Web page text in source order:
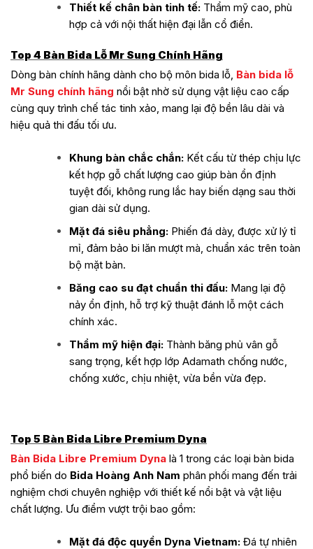
Thiết kế chân bàn tinh tế: Thẩm mỹ cao, phù
hợp cả với nội thất hiện đại lẫn cổ điển.
Top 4 Bàn Bida Lỗ Mr Sung Chính Hãng
Dòng bàn chính hãng dành cho bộ môn bida lỗ, Bàn bida lỗ
Mr Sung chính hãng nổi bật nhờ sử dụng vật liệu cao cấp
cùng quy trình chế tác tinh xảo, mang lại độ bền lâu dài và
hiệu quả thi đấu tối ưu.
Khung bàn chắc chắn: Kết cấu từ thép chịu lực
kết hợp gỗ chất lượng cao giúp bàn ổn định
tuyệt đối, không rung lắc hay biến dạng sau thời
gian dài sử dụng.
Mặt đá siêu phẳng: Phiến đá dày, được xử lý tỉ
mỉ, đảm bảo bi lăn mượt mà, chuẩn xác trên toàn
bộ mặt bàn.
Băng cao su đạt chuẩn thi đấu: Mang lại độ
nảy ổn định, hỗ trợ kỹ thuật đánh lỗ một cách
chính xác.
Thẩm mỹ hiện đại: Thành băng phủ vân gỗ
sang trọng, kết hợp lớp Adamath chống nước,
chống xước, chịu nhiệt, vừa bền vừa đẹp.
Top 5 Bàn Bida Libre Premium Dyna
Bàn Bida Libre Premium Dyna là 1 trong các loại bàn bida
phổ biến do Bida Hoàng Anh Nam phân phối mang đến trải
nghiệm chơi chuyên nghiệp với thiết kế nổi bật và vật liệu
chất lượng. Ưu điểm vượt trội bao gồm:
Mặt đá độc quyền Dyna Vietnam: Đá tự nhiên